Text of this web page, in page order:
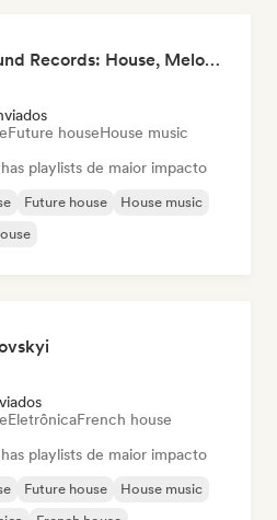
Defined Sound Records: House, Melodic Techno and EDM - Playlists Curated by DJ Nick Proof
Future houseHouse music
playlists de maior impacto
Future house
House music
EletrônicaFrench house
playlists de maior impacto
Future house
House music